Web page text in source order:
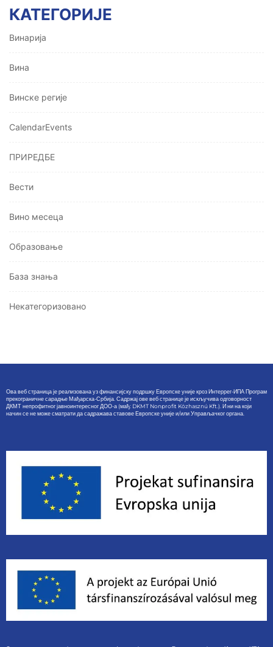
КАТЕГОРИЈЕ
Винарија
Вина
Винске регије
CalendarEvents
ПРИРЕДБЕ
Вести
Вино месеца
Oбразовање
База знања
Некатегоризовано
Ова веб страница је реализована уз финансијску подршку Европске уније кроз Интеррег-ИПА Програм
прекограничне сарадње Мађарска-Србија. Садржај ове веб странице је искључива одговорност
ДКМТ непрофитног јавноинтересног ДОО-а (мађ: DKMT Nonprofit Közhasznú Kft.). И ни на који
начин се не може сматрати да садражава ставове Европске уније и/или Управљачког органа.